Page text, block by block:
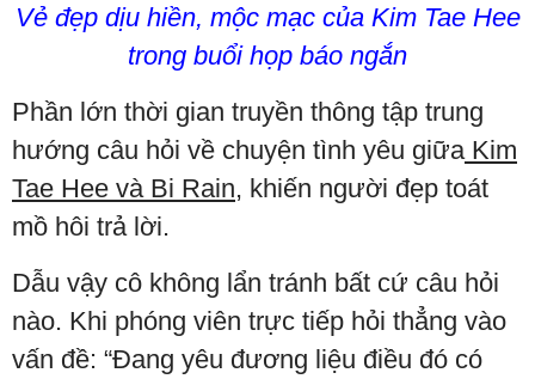
Vẻ đẹp dịu hiền, mộc mạc của Kim Tae Hee
trong buổi họp báo ngắn
Phần lớn thời gian truyền thông tập trung
hướng câu hỏi về chuyện tình yêu giữaKim
Tae Hee và Bi Rain, khiến người đẹp toát
mồ hôi trả lời.
Dẫu vậy cô không lẩn tránh bất cứ câu hỏi
nào. Khi phóng viên trực tiếp hỏi thẳng vào
vấn đề: “Đang yêu đương liệu điều đó có